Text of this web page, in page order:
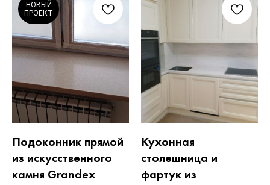
НОВЫЙ
ПРОЕКТ
Подоконник прямой
из искусственного
камня Grandex
Кухонная
столешница и
фартук из